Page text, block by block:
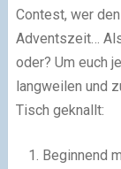
Contest, wer
Adventszeit…
oder? Um euch
langweilen und
Tisch geknallt:
Beginnend